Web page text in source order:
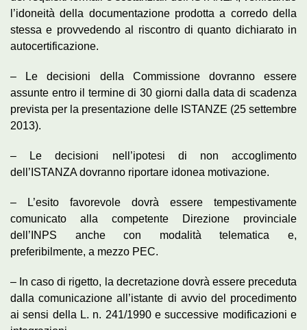
l’idoneità della documentazione prodotta a corredo della
stessa e provvedendo al riscontro di quanto dichiarato in
autocertificazione.
– Le decisioni della Commissione dovranno essere
assunte entro il termine di 30 giorni dalla data di scadenza
prevista per la presentazione delle ISTANZE (25 settembre
2013).
– Le decisioni nell’ipotesi di non accoglimento
dell’ISTANZA dovranno riportare idonea motivazione.
– L’esito favorevole dovrà essere tempestivamente
comunicato alla competente Direzione provinciale
dell’INPS anche con modalità telematica e,
preferibilmente, a mezzo PEC.
– In caso di rigetto, la decretazione dovrà essere preceduta
dalla comunicazione all’istante di avvio del procedimento
ai sensi della L. n. 241/1990 e successive modificazioni e